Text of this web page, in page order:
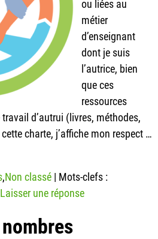
ou liées au
métier
d’enseignant
dont je suis
l’autrice, bien
que ces
ressources
d’autrui (livres, méthodes,
charte, j’affiche mon respect …
,Non classé| Mots-clefs :
Laisser une réponse